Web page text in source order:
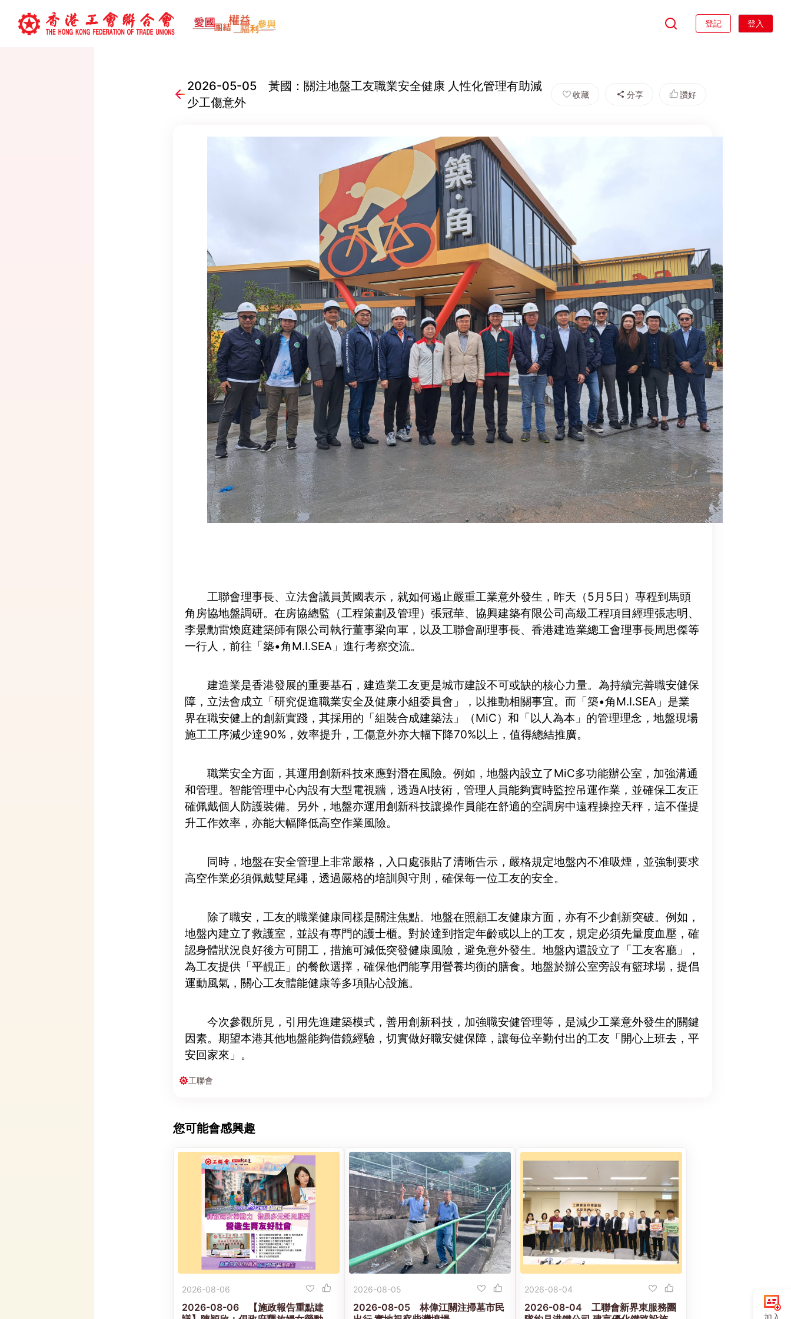
登記 登入
2026-05-05 黃國：關注地盤工友職業安全健康 人性化管理有助減
少工傷意外
收藏 分享 讚好
工聯會理事長、立法會議員黃國表示，就如何遏止嚴重工業意外發生，昨天（5月5日）專程到馬頭
角房協地盤調研。在房協總監（工程策劃及管理）張冠華、協興建築有限公司高級工程項目經理張志明、
李景勳雷煥庭建築師有限公司執行董事梁向軍，以及工聯會副理事長、香港建造業總工會理事長周思傑等
一行人，前往「築•角M.I.SEA」進行考察交流。
建造業是香港發展的重要基石，建造業工友更是城市建設不可或缺的核心力量。為持續完善職安健保
障，立法會成立「研究促進職業安全及健康小組委員會」，以推動相關事宜。而「築•角M.I.SEA」是業
界在職安健上的創新實踐，其採用的「組裝合成建築法」（MiC）和「以人為本」的管理理念，地盤現場
施工工序減少達90%，效率提升，工傷意外亦大幅下降70%以上，值得總結推廣。
職業安全方面，其運用創新科技來應對潛在風險。例如，地盤內設立了MiC多功能辦公室，加強溝通
和管理。智能管理中心內設有大型電視牆，透過AI技術，管理人員能夠實時監控吊運作業，並確保工友正
確佩戴個人防護裝備。另外，地盤亦運用創新科技讓操作員能在舒適的空調房中遠程操控天秤，這不僅提
升工作效率，亦能大幅降低高空作業風險。
同時，地盤在安全管理上非常嚴格，入口處張貼了清晰告示，嚴格規定地盤內不准吸煙，並強制要求
高空作業必須佩戴雙尾繩，透過嚴格的培訓與守則，確保每一位工友的安全。
除了職安，工友的職業健康同樣是關注焦點。地盤在照顧工友健康方面，亦有不少創新突破。例如，
地盤內建立了救護室，並設有專門的護士櫃。對於達到指定年齡或以上的工友，規定必須先量度血壓，確
認身體狀況良好後方可開工，措施可減低突發健康風險，避免意外發生。地盤內還設立了「工友客廳」，
為工友提供「平靚正」的餐飲選擇，確保他們能享用營養均衡的膳食。地盤於辦公室旁設有籃球場，提倡
運動風氣，關心工友體能健康等多項貼心設施。
今次參觀所見，引用先進建築模式，善用創新科技，加強職安健管理等，是減少工業意外發生的關鍵
因素。期望本港其他地盤能夠借鏡經驗，切實做好職安健保障，讓每位辛勤付出的工友「開心上班去，平
安回家來」。
工聯會
您可能會感興趣
2026-08-06
2026-08-06 【施政報告重點建
2026-08-05
2026-08-05 林偉江關注掃墓市民
2026-08-04
2026-08-04 工聯會新界東服務團
加入